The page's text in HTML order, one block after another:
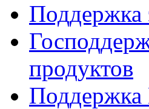
Поддержка
продуктов